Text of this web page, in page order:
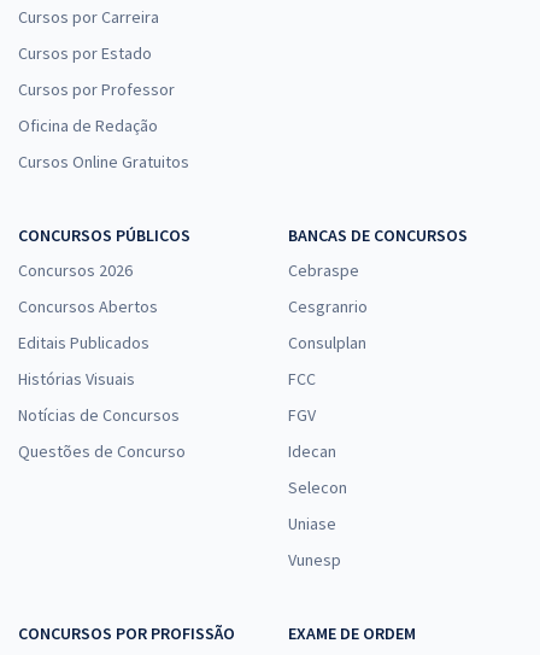
Cursos por Carreira
Cursos por Estado
Cursos por Professor
Oficina de Redação
Cursos Online Gratuitos
CONCURSOS PÚBLICOS
Concursos 2026
Concursos Abertos
Editais Publicados
Histórias Visuais
Notícias de Concursos
Questões de Concurso
BANCAS DE CONCURSOS
Cebraspe
Cesgranrio
Consulplan
FCC
FGV
Idecan
Selecon
Uniase
Vunesp
CONCURSOS POR PROFISSÃO
EXAME DE ORDEM